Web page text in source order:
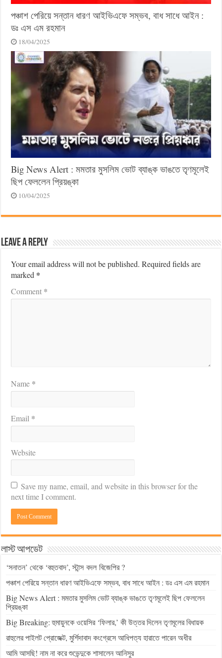
পঞ্চাশ পেরিয়ে সন্তান ধারণ আইভিএফে সম্ভব, বাধ সাধে আইন :
ডঃ এস এম রহমান
18/04/2025
Big News Alert : মমতার মুসলিম ভোট ব্যাঙ্ক ভাঙতে তৃণমূলেই
ছিপ ফেললেন প্রিয়ঙ্কা
10/04/2025
Leave a Reply
Your email address will not be published. Required fields are
marked *
Comment *
Name *
Email *
Website
Save my name, email, and website in this browser for the
next time I comment.
লাস্ট আপডেট
‘সনাতন’ থেকে ‘বহুতবাদ’, স্টান্স বদল বিজেপির ?
পঞ্চাশ পেরিয়ে সন্তান ধারণ আইভিএফে সম্ভব, বাধ সাধে আইন : ডঃ এস এম রহমান
Big News Alert : মমতার মুসলিম ভোট ব্যাঙ্ক ভাঙতে তৃণমূলেই ছিপ ফেললেন
প্রিয়ঙ্কা
Big Breaking: হুমায়ুনকে ওয়েসির ‘ফিলার,’ কী উত্তর দিলেন তৃণমূলের বিধায়ক
রাহুলের পাইলট প্রোজেক্ট, মুর্শিদাবাদ কংগ্রেসে আধিপত্য হারাতে পারেন অধীর
আমি আসছি! নাম না করে শুভেন্দুকে শাসালেন আনিসুর